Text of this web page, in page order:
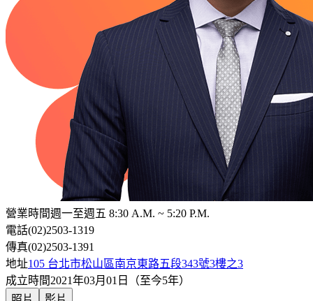
營業時間週一至週五 8:30 A.M. ~ 5:20 P.M.
電話(02)2503-1319
傳真(02)2503-1391
地址105 台北市松山區南京東路五段343號3樓之3
成立時間2021年03月01日（至今5年）